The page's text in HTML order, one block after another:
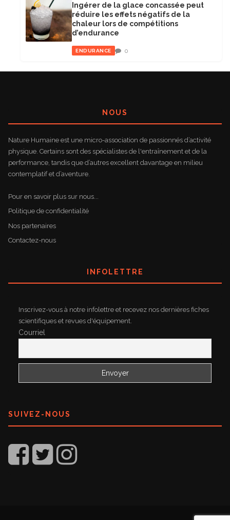
Ingérer de la glace concassée peut
réduire les effets négatifs de la
chaleur lors de compétitions
d’endurance
ENDURANCE 0
NOUS
Nature Humaine est une micro-association de passionnés d’activité
physique. Certains sont des spécialistes de l'entraînement et de la
performance, tandis que d’autres excellent davantage en milieu
contemplatif et d’aventure.
Pour en savoir plus sur nous...
Politique de confidentialité
Nos partenaires
Contactez-nous
INFOLETTRE
Inscrivez-vous à notre infolettre et recevez nos dernières fiches
scientifiques et revues d'équipement.
Courriel
SUIVEZ-NOUS